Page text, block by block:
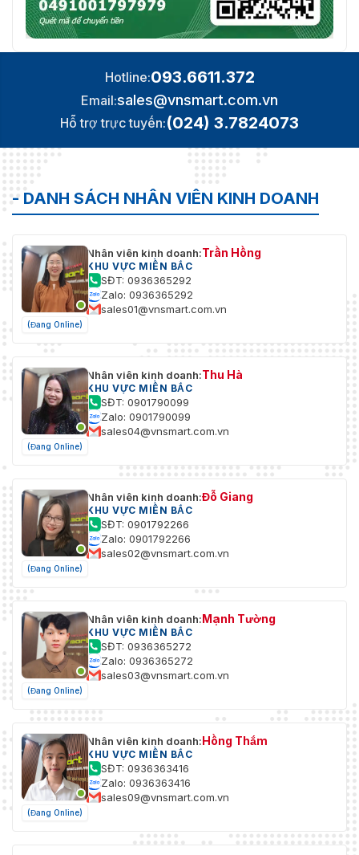
Hotline:093.6611.372
Email:sales@vnsmart.com.vn
Hỗ trợ trực tuyến:(024) 3.7824073
- DANH SÁCH NHÂN VIÊN KINH DOANH
(Đang Online)
Nhân viên kinh doanh:Trần Hồng
KHU VỰC MIỀN BẮC
SĐT: 0936365292
Zalo: 0936365292
sales01@vnsmart.com.vn
(Đang Online)
Nhân viên kinh doanh:Thu Hà
KHU VỰC MIỀN BẮC
SĐT: 0901790099
Zalo: 0901790099
sales04@vnsmart.com.vn
(Đang Online)
Nhân viên kinh doanh:Đỗ Giang
KHU VỰC MIỀN BẮC
SĐT: 0901792266
Zalo: 0901792266
sales02@vnsmart.com.vn
(Đang Online)
Nhân viên kinh doanh:Mạnh Tường
KHU VỰC MIỀN BẮC
SĐT: 0936365272
Zalo: 0936365272
sales03@vnsmart.com.vn
(Đang Online)
Nhân viên kinh doanh:Hồng Thắm
KHU VỰC MIỀN BẮC
SĐT: 0936363416
Zalo: 0936363416
sales09@vnsmart.com.vn